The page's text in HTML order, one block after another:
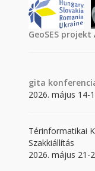
GeoSES projekt
gita
2026. május 14-
Térinformatikai
Szakkiállítás
2026. május 21-